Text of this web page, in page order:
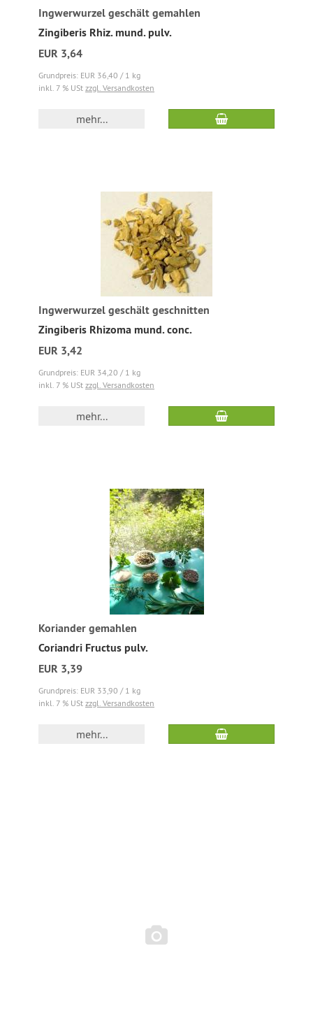
Ingwerwurzel geschält gemahlen
Zingiberis Rhiz. mund. pulv.
EUR 3,64
Grundpreis: EUR 36,40 / 1 kg
inkl. 7 % USt zzgl. Versandkosten
mehr...
Ingwerwurzel geschält geschnitten
Zingiberis Rhizoma mund. conc.
EUR 3,42
Grundpreis: EUR 34,20 / 1 kg
inkl. 7 % USt zzgl. Versandkosten
mehr...
Koriander gemahlen
Coriandri Fructus pulv.
EUR 3,39
Grundpreis: EUR 33,90 / 1 kg
inkl. 7 % USt zzgl. Versandkosten
mehr...